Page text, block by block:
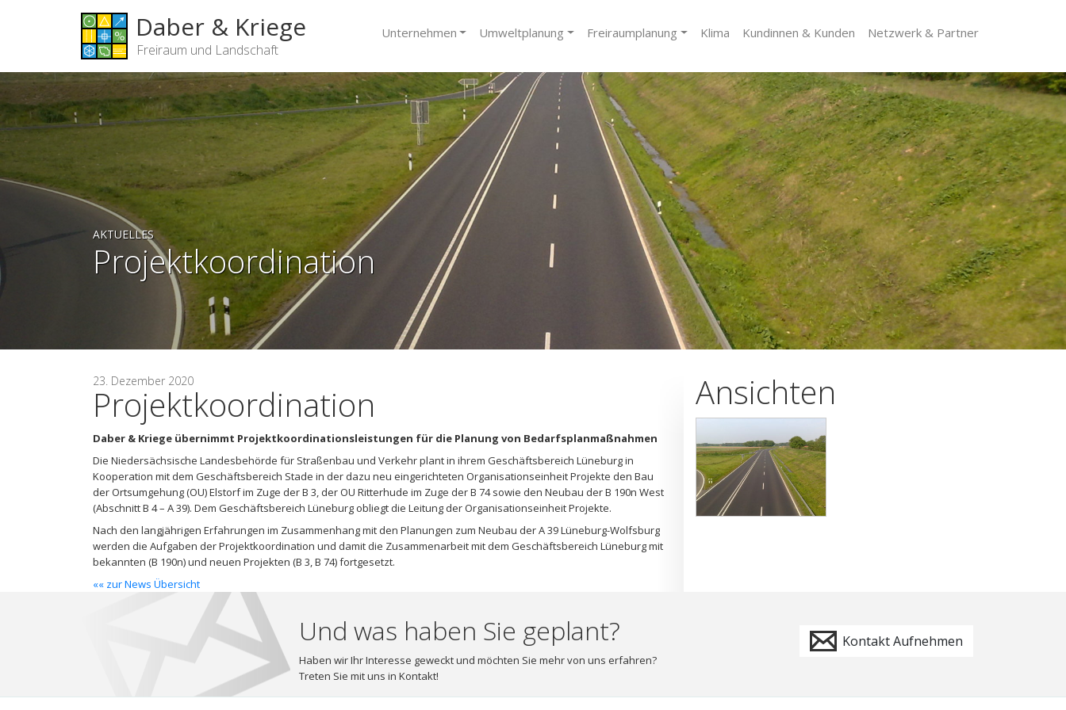
Daber & Kriege
Freiraum und Landschaft
Unternehmen Umweltplanung Freiraumplanung Klima Kundinnen & Kunden Netzwerk & Partner
AKTUELLES
Projektkoordination
23. Dezember 2020
Projektkoordination
Daber & Kriege übernimmt Projektkoordinationsleistungen für die Planung von Bedarfsplanmaßnahmen
Die Niedersächsische Landesbehörde für Straßenbau und Verkehr plant in ihrem Geschäftsbereich Lüneburg in
Kooperation mit dem Geschäftsbereich Stade in der dazu neu eingerichteten Organisationseinheit Projekte den Bau
der Ortsumgehung (OU) Elstorf im Zuge der B 3, der OU Ritterhude im Zuge der B 74 sowie den Neubau der B 190n West
(Abschnitt B 4 – A 39). Dem Geschäftsbereich Lüneburg obliegt die Leitung der Organisationseinheit Projekte.
Nach den langjährigen Erfahrungen im Zusammenhang mit den Planungen zum Neubau der A 39 Lüneburg-Wolfsburg
werden die Aufgaben der Projektkoordination und damit die Zusammenarbeit mit dem Geschäftsbereich Lüneburg mit
bekannten (B 190n) und neuen Projekten (B 3, B 74) fortgesetzt.
«« zur News Übersicht
Ansichten
Und was haben Sie geplant?
Haben wir Ihr Interesse geweckt und möchten Sie mehr von uns erfahren?
Treten Sie mit uns in Kontakt!
Kontakt Aufnehmen